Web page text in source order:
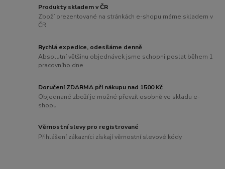
Produkty skladem v ČR
Zboží prezentované na stránkách e-shopu máme skladem v
ČR
Rychlá expedice, odesíláme denně
Absolutní většinu objednávek jsme schopni poslat během 1
pracovního dne
Doručení ZDARMA při nákupu nad 1500 Kč
Objednané zboží je možné převzít osobně ve skladu e-
shopu
Věrnostní slevy pro registrované
Přihlášení zákazníci získají věrnostní slevové kódy